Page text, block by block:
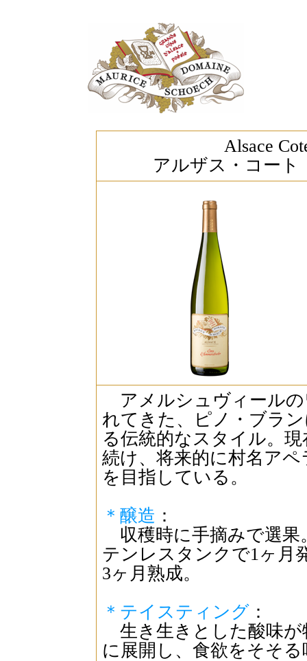
Alsace
アルザス・コー
アメルシュヴィールの
れてきた、ピノ・ブラ
る伝統的なスタイル。
続け、将来的に村名ア
を目指している。
＊醸造 ：
収穫時に手摘みで選果
テンレスタンクで1ヶ月
3ヶ月熟成。
＊テイスティング ：
生き生きとした酸味が
に展開し、食欲をそそ